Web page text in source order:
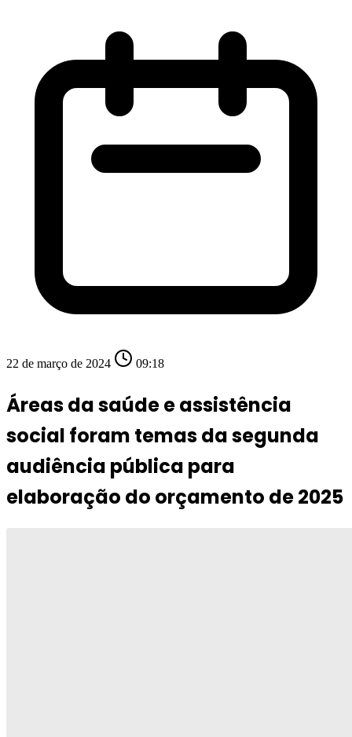
22 de março de 2024 09:18
Áreas da saúde e assistência
social foram temas da segunda
audiência pública para
elaboração do orçamento de 2025